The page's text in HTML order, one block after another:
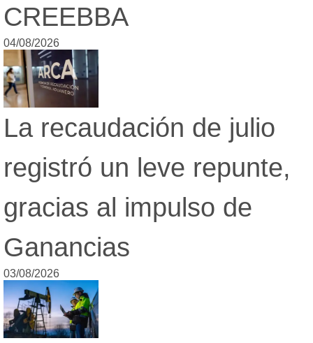
CREEBBA
04/08/2026
La recaudación de julio
registró un leve repunte,
gracias al impulso de
Ganancias
03/08/2026